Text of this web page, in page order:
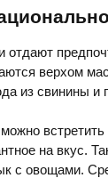
отдают
верхом
из свинины и
на вкус.
с овощами.